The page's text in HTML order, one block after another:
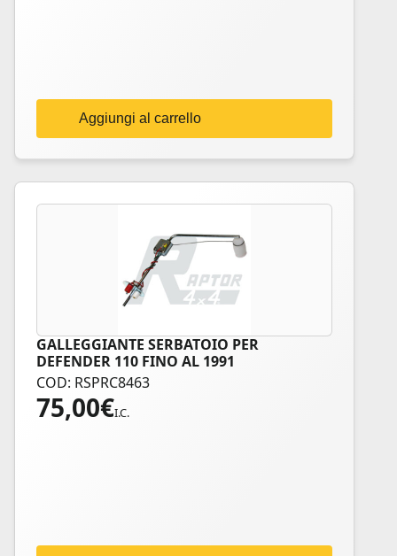
Aggiungi al carrello
GALLEGGIANTE SERBATOIO PER
DEFENDER 110 FINO AL 1991
COD: RSPRC8463
75,00€I.C.